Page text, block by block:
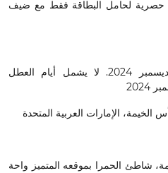
لحامل البطاقة فقط مع ضيف
: حتى 30 كانون الأول/ديسمبر 2024. لا يشمل أيام العطل
الخيمة، الإمارات العربية المتحدة
شاطئ الحمرا بموقعه المتميز واحة